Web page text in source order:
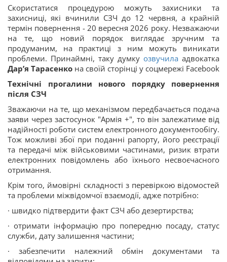
Скористатися процедурою можуть захисники та
захисниці, які вчинили СЗЧ до 12 червня, а крайній
термін повернення - 20 вересня 2026 року. Незважаючи
на те, що новий порядок виглядає зручним та
продуманим, на практиці з ним можуть виникати
проблеми. Принаймні, таку думку озвучила адвокатка
Дар’я Тарасенко на своїй сторінці у соцмережі Facebook
Технічні прогалини нового порядку повернення
після СЗЧ
Зважаючи на те, що механізмом передбачається подача
заяви через застосунок "Армія +", то він залежатиме від
надійності роботи систем електронного документообігу.
Тож можливі збої при поданні рапорту, його реєстрації
та передачі між військовими частинами, ризик втрати
електронних повідомлень або їхнього несвоєчасного
отримання.
Крім того, ймовірні складності з перевіркою відомостей
та проблеми міжвідомчої взаємодії, адже потрібно:
· швидко підтвердити факт СЗЧ або дезертирства;
· отримати інформацію про попередню посаду, статус
служби, дату залишення частини;
· забезпечити належний обмін документами та